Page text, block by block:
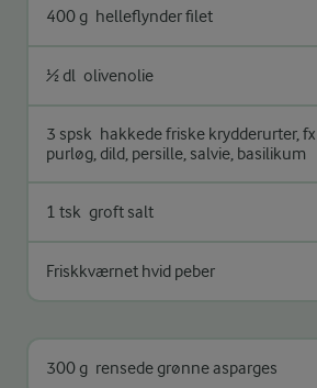
400 g helleflynder filet
½ dl olivenolie
3 spsk hakkede friske krydderurter, fx
purløg, dild, persille, salvie, basilikum
1 tsk groft salt
Friskkværnet hvid peber
300 g rensede grønne asparges